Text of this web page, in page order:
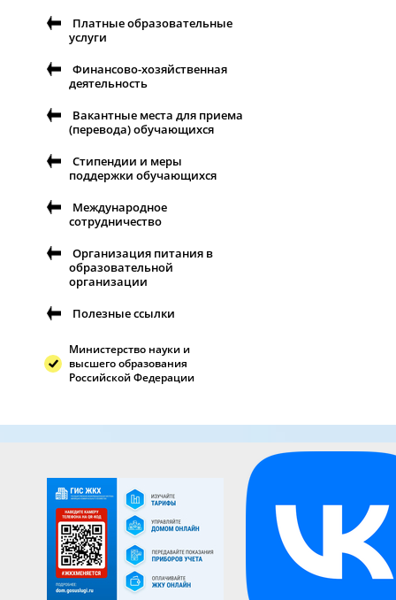
Платные образовательные
услуги
Финансово-хозяйственная
деятельность
Вакантные места для приема
(перевода) обучающихся
Стипендии и меры
поддержки обучающихся
Международное
сотрудничество
Организация питания в
образовательной
организации
Полезные ссылки
Министерство науки и
высшего образования
Российской Федерации